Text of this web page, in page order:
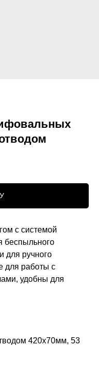
с системой
беспыльного
для ручного
для работы c
удобны для
420х70мм, 53